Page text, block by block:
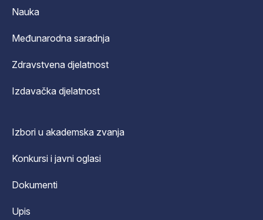
Nauka
Međunarodna saradnja
Zdravstvena djelatnost
Izdavačka djelatnost
Izbori u akademska zvanja
Konkursi i javni oglasi
Dokumenti
Upis